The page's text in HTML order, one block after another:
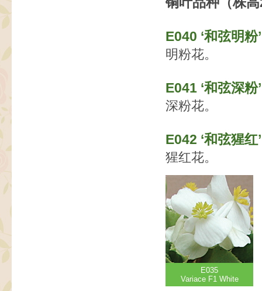
E040 ‘和弦明
明粉花。
E041 ‘和弦深
深粉花。
E042 ‘和弦猩
猩红花。
E035
Variace F1 White